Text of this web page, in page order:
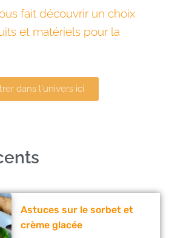
fait découvrir un choix
et matériels pour la
dans l'univers ici
Astuces sur le sorbet et
crème glacée